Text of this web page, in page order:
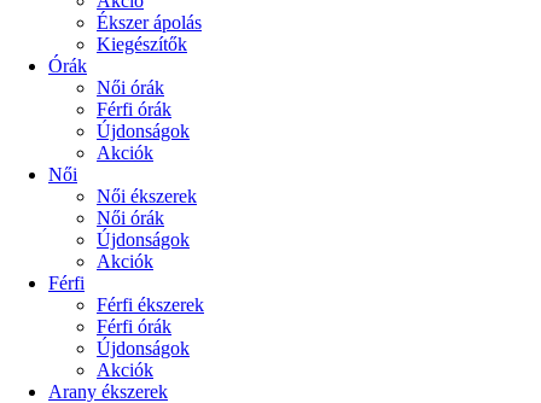
Ékszer ápolás
Kiegészítők
Órák
Női órák
Férfi órák
Újdonságok
Akciók
Női
Női ékszerek
Női órák
Újdonságok
Akciók
Férfi
Férfi ékszerek
Férfi órák
Újdonságok
Akciók
Arany ékszerek